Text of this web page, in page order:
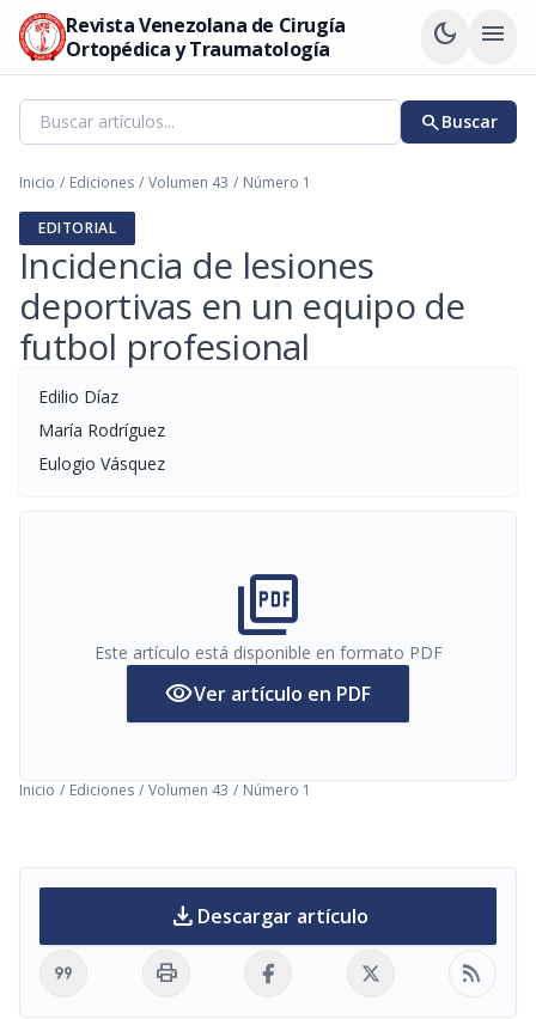
Revista Venezolana de Cirugía
Ortopédica y Traumatología
dark_mode menu
searchBuscar
Inicio / Ediciones / Volumen 43 / Número 1
EDITORIAL
Incidencia de lesiones
deportivas en un equipo de
futbol profesional
Edilio Díaz
María Rodríguez
Eulogio Vásquez
picture_as_pdf
Este artículo está disponible en formato PDF
visibilityVer artículo en PDF
Inicio / Ediciones / Volumen 43 / Número 1
download Descargar artículo
format_quote print rss_feed